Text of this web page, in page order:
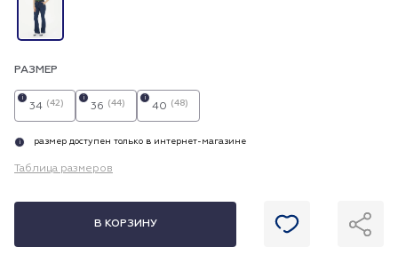
РАЗМЕР
34 (42)
i
36 (44)
i
40 (48)
i
i размер доступен только в интернет-магазине
Таблица размеров
В КОРЗИНУ